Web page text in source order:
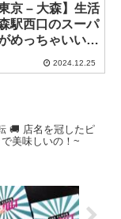
京 – 大森】生活
駅西口のスーパ
めっちゃいい！
2024.12.25
🚚 店名を冠したピ
美味しいの！~